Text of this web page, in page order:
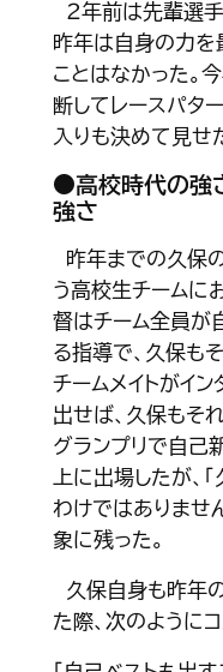
２年前は先輩選
昨年は自身の力を
ことはなかった。
断してレースパタ
入りも決めて見せ
●高校時代の強
強さ
昨年までの久保
う高校生チームに
督はチーム全員が
る指導で、久保も
チームメイトがイ
出せば、久保もそ
グランプリで自己
上に出場したが、
わけではありませ
象に残った。
久保自身も昨年
た際、次のようにコ